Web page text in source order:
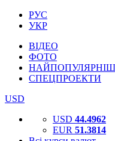
РУС
УКР
ВІДЕО
ФОТО
СПЕЦПРОЕКТИ
USD
USD 44.4962
EUR 51.3814